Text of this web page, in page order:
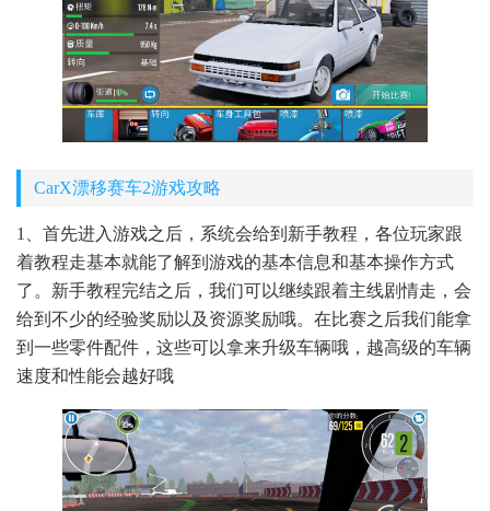
CarX漂移赛车2游戏攻略
1、首先进入游戏之后，系统会给到新手教程，各位玩家跟
着教程走基本就能了解到游戏的基本信息和基本操作方式
了。新手教程完结之后，我们可以继续跟着主线剧情走，会
给到不少的经验奖励以及资源奖励哦。在比赛之后我们能拿
到一些零件配件，这些可以拿来升级车辆哦，越高级的车辆
速度和性能会越好哦